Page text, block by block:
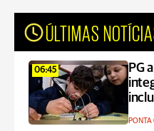
ÚLTIMAS
06:45
PG
PONTA